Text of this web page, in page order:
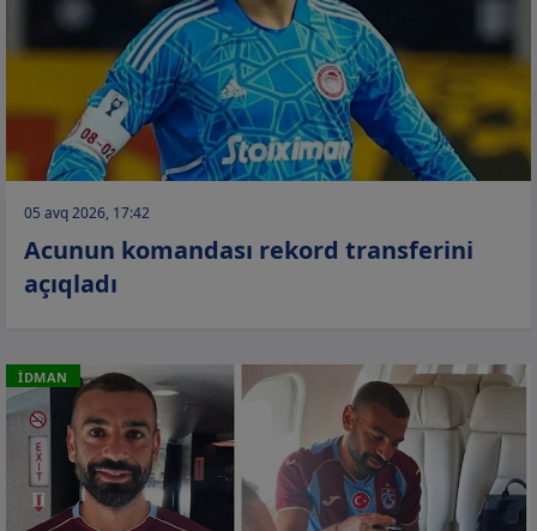
05 avq 2026, 17:42
Acunun komandası rekord transferini
açıqladı
İDMAN